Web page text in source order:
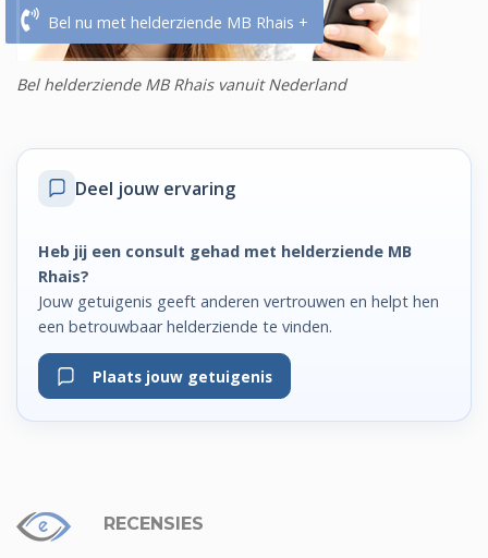
Bel nu met helderziende MB Rhais +
Bel helderziende MB Rhais vanuit Nederland
Deel jouw ervaring
Heb jij een consult gehad met helderziende MB
Rhais?
Jouw getuigenis geeft anderen vertrouwen en helpt hen
een betrouwbaar helderziende te vinden.
Plaats jouw getuigenis
RECENSIES